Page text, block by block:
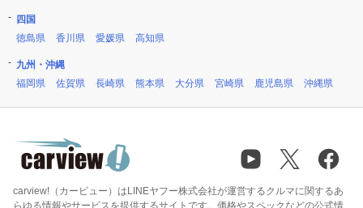
四国
徳島県
香川県 愛媛県 高知県
九州・沖縄
福岡県
佐賀県 長崎県 熊本県 大分県 宮崎県 鹿児島県 沖縄県
carview!（カービュー）はLINEヤフー株式会社が運営するクルマに関するあ